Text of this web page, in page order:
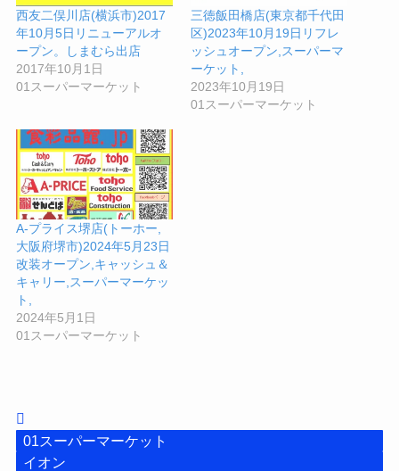
西友二俣川店(横浜市)2017
年10月5日リニューアルオ
ープン。しまむら出店
2017年10月1日
01スーパーマーケット
三徳飯田橋店(東京都千代田
区)2023年10月19日リフレ
ッシュオープン,スーパーマ
ーケット,
2023年10月19日
01スーパーマーケット
A-プライス堺店(トーホー,
大阪府堺市)2024年5月23日
改装オープン,キャッシュ＆
キャリー,スーパーマーケッ
ト,
2024年5月1日
01スーパーマーケット
01スーパーマーケット
イオン